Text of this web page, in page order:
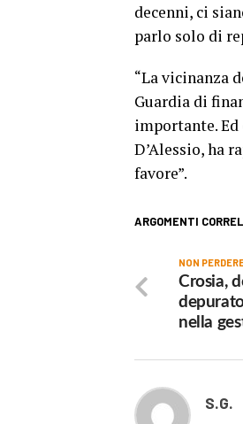
decenni, ci
parlo solo di
“La vicinanza
Guardia di
importante.
D’Alessio, ha
favore”.
ARGOMENTI
NON
Crosia,
nella
S.G.